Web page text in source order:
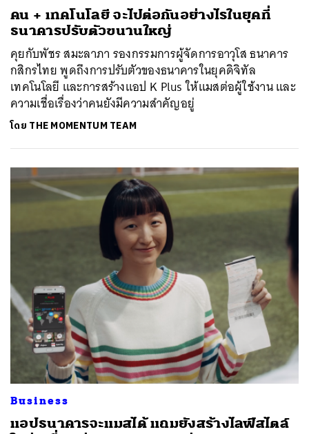
คน + เทคโนโลยี จะไปต่อกันอย่างไรในยุคที่
ธนาคารปรับตัวขนานใหญ่
คุยกับพัชร สมะลาภา รองกรรมการผู้จัดการอาวุโส ธนาคาร
กสิกรไทย พูดถึงการปรับตัวของธนาคารในยุคดิจิทัล
เทคโนโลยี และการสร้างแอป K Plus ให้แมสต่อผู้ใช้งาน และ
ความเชื่อเรื่องว่าคนยังมีความสำคัญอยู่
โดย THE MOMENTUM TEAM
Business
แอปธนาคารจะแมสได้ แถมยังสร้างไลฟ์สไตล์